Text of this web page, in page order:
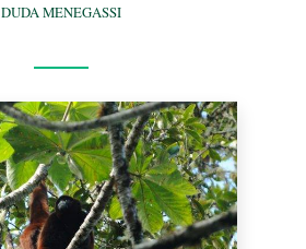
DUDA MENEGASSI